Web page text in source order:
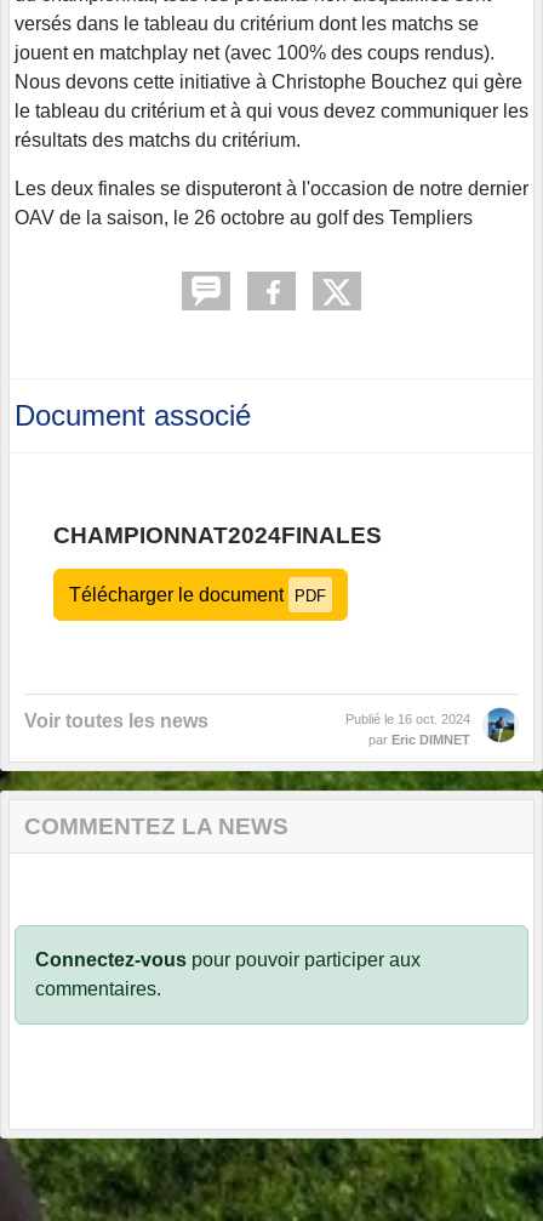
versés dans le tableau du critérium dont les matchs se
jouent en matchplay net (avec 100% des coups rendus).
Nous devons cette initiative à Christophe Bouchez qui gère
le tableau du critérium et à qui vous devez communiquer les
résultats des matchs du critérium.
Les deux finales se disputeront à l'occasion de notre dernier
OAV de la saison, le 26 octobre au golf des Templiers
Document associé
CHAMPIONNAT2024FINALES
Télécharger le document PDF
Voir toutes les news Publié le 16 oct. 2024
par Eric DIMNET
COMMENTEZ LA NEWS
Connectez-vous pour pouvoir participer aux
commentaires.